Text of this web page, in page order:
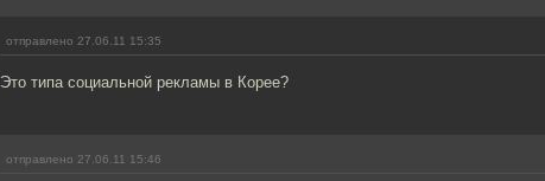
отправлено 27.06.11 15:35
Это типа социальной рекламы в Корее?
отправлено 27.06.11 15:46